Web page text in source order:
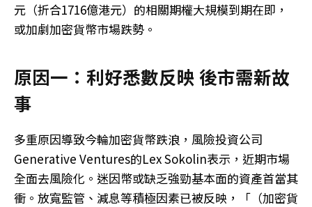
元（折合1716億港元）的相關期權大規模到期在即，
或加劇加密貨幣市場跌勢。
原因一：利好悉數反映 後市需新故
事
多重原因導致今輪加密貨幣跌浪，風險投資公司
Generative Ventures的Lex Sokolin表示，近期市場
全面去風險化。迷因幣或缺乏強勁基本面的資產首當其
衝。放寬監管、減息等積極因素已被反映，「（加密貨